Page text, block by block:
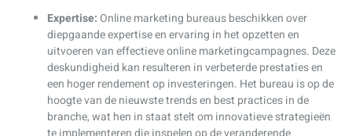
Expertise: Online marketing bureaus beschikken over
diepgaande expertise en ervaring in het opzetten en
uitvoeren van effectieve online marketingcampagnes. Deze
deskundigheid kan resulteren in verbeterde prestaties en
een hoger rendement op investeringen. Het bureau is op de
hoogte van de nieuwste trends en best practices in de
branche, wat hen in staat stelt om innovatieve strategieën